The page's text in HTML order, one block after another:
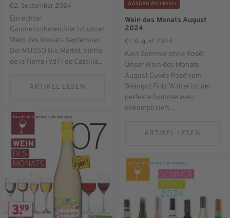
02. September 2024
Ein echter
Gaumenschmeichler ist unser
Wein des Monats September.
Der MUSSO Bio Merlot, Vinho
de la Tierra (VdT) de Castilla...
ARTIKEL LESEN
WASGAU Weinkeller
Wein des Monats August
2024
01. August 2024
Kein Sommer ohne Rosé!
Unser Wein des Monats
August Cuvée Rosé vom
Weingut Fritz Walter ist der
perfekte Sommerwein:
unkompliziert,...
ARTIKEL LESEN